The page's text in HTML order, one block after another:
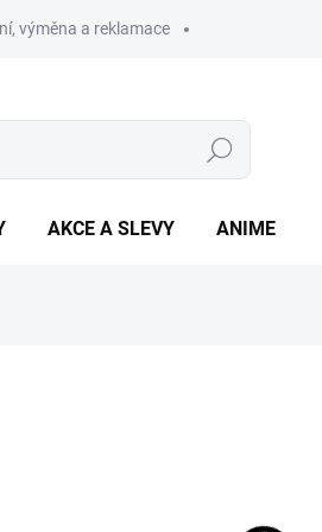
výměna a reklamace
Hledat
AKCE A SLEVY ANIME